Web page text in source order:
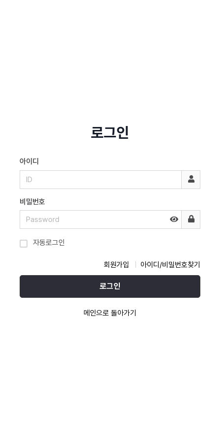
로그인
아이디
비밀번호
자동로그인
회원가입 아이디/비밀번호찾기
로그인
메인으로 돌아가기